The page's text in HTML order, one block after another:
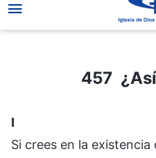
457
I
Si crees en la existencia